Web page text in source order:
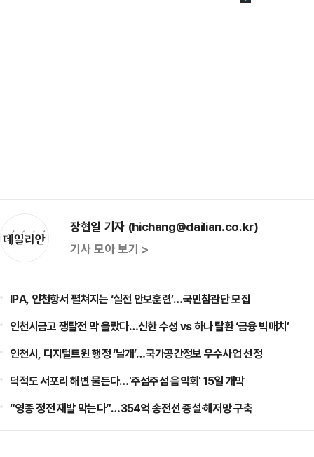
장현일 기자 (hichang@dailian.co.kr)
기사 모아 보기 >
IPA, 인천항서 펼쳐지는 ‘실전 안보훈련’…국민참관단 모집
인천시금고 쟁탈전 막 올랐다…신한 수성 vs 하나 탈환 ‘금융 빅매치’
인천시, 디지털트윈 행정 ‘날개’…국가공간정보 우수사업 선정
덕적도 서포리 해변 물든다…'주섬주섬 음악회' 15일 개막
“영종 정전 재발 막는다”…354억 송전선 증설·해저망 구축